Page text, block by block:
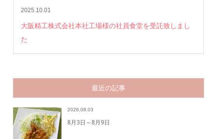
2025.10.01
大阪精工株式会社本社工場様の社員食堂を受託致しまし
た
最近の記事
2026.08.03
8月3日～8月9日